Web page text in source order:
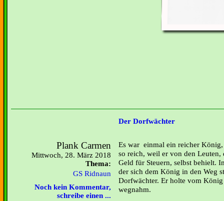
Der Dorfwächter
Plank Carmen
Mittwoch, 28. März 2018
Thema:
GS Ridnaun
Noch kein Kommentar,
schreibe einen ...
Es war einmal ein reicher
so reich, weil er von den
Geld für Steuern, selbst behielt.
der sich dem König in den Weg
Dorfwächter. Er holte vom
wegnahm.